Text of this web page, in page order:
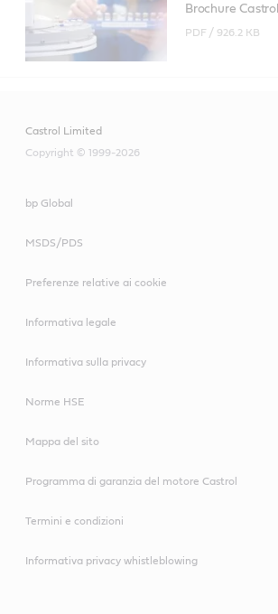
Brochure
PDF / 926.2 KB
Castrol Limited
Copyright © 1999-2026
bp Global
MSDS/PDS
Preferenze relative ai cookie
Informativa legale
Informativa sulla privacy
Norme HSE
Mappa del sito
Programma di garanzia del motore Castrol
Termini e condizioni
Informativa privacy whistleblowing